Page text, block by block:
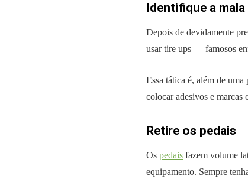
Identifique a mala
Depois de devidamente
usar tire ups — famosos
Essa tática é, além de
colocar adesivos e marcas
Retire os pedais
Os pedais fazem volume
equipamento. Sempre